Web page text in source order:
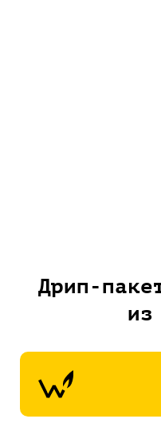
Дрип-
из